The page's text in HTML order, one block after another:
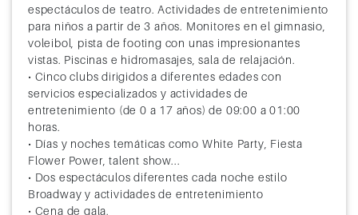
espectáculos de teatro. Actividades de entretenimiento
para niños a partir de 3 años. Monitores en el gimnasio,
voleibol, pista de footing con unas impresionantes
vistas. Piscinas e hidromasajes, sala de relajación.
• Cinco clubs dirigidos a diferentes edades con
servicios especializados y actividades de
entretenimiento (de 0 a 17 años) de 09:00 a 01:00
horas.
• Días y noches temáticas como White Party, Fiesta
Flower Power, talent show...
• Dos espectáculos diferentes cada noche estilo
Broadway y actividades de entretenimiento
• Cena de gala.